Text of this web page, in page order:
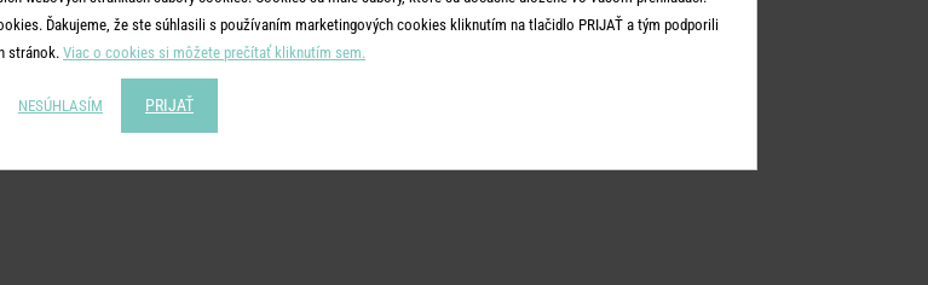
Ďakujeme, že ste súhlasili s používaním marketingových cookies kliknutím na tlačidlo PRIJAŤ a tým podporili
stránok. Viac o cookies si môžete prečítať kliknutím sem.
NESÚHLASÍM PRIJAŤ